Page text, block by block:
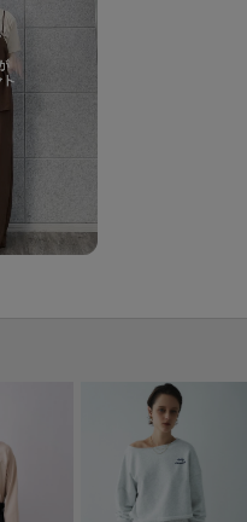
ックして追加できます。
て見える場合があります。ま